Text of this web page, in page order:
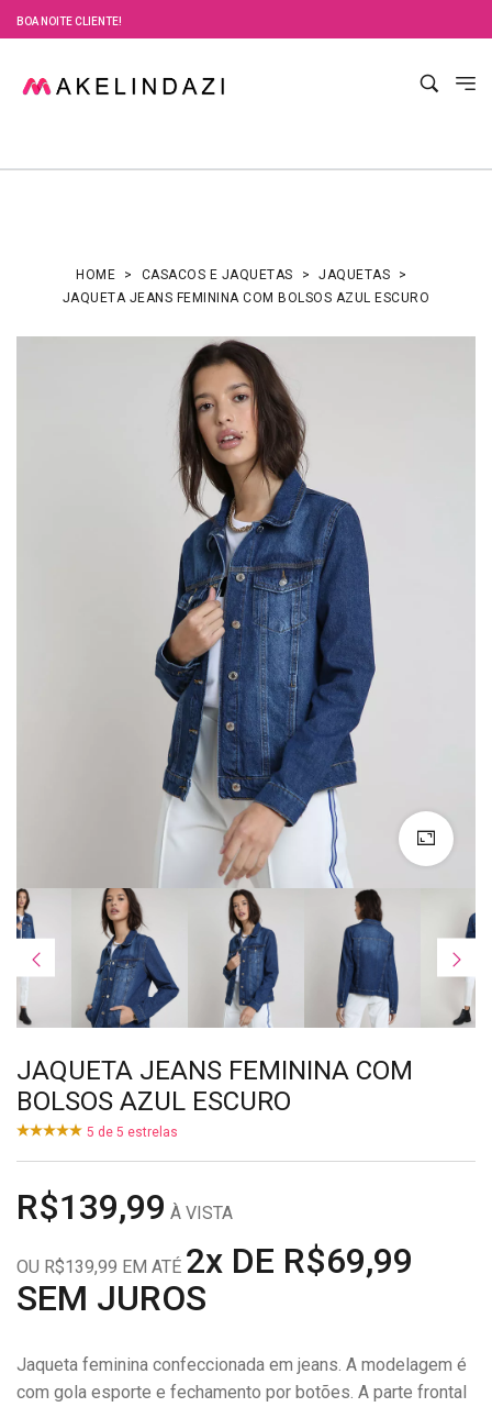
BOA NOITE CLIENTE!
HOME CASACOS E JAQUETAS
JAQUETAS
JAQUETA JEANS FEMININA COM BOLSOS AZUL ESCURO
JAQUETA JEANS FEMININA COM
BOLSOS AZUL ESCURO
5 de 5 estrelas
R$139,99 À VISTA
OU R$139,99 EM ATÉ 2x DE R$69,99
SEM JUROS
Jaqueta feminina confeccionada em jeans. A modelagem é
com gola esporte e fechamento por botões. A parte frontal